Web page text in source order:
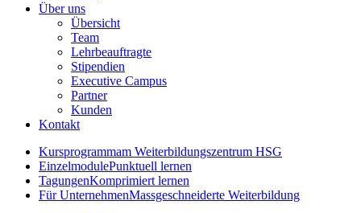
Über uns
Übersicht
Team
Lehrbeauftragte
Stipendien
Executive Campus
Partner
Kunden
Kontakt
Kursprogrammam Weiterbildungszentrum HSG
EinzelmodulePunktuell lernen
TagungenKomprimiert lernen
Für UnternehmenMassgeschneiderte Weiterbildung